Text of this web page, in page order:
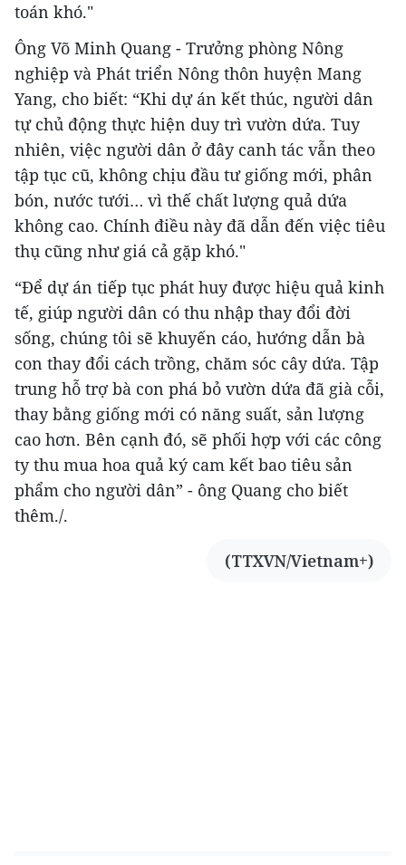
toán khó."
Ông Võ Minh Quang - Trưởng phòng Nông
nghiệp và Phát triển Nông thôn huyện Mang
Yang, cho biết: “Khi dự án kết thúc, người dân
tự chủ động thực hiện duy trì vườn dứa. Tuy
nhiên, việc người dân ở đây canh tác vẫn theo
tập tục cũ, không chịu đầu tư giống mới, phân
bón, nước tưới… vì thế chất lượng quả dứa
không cao. Chính điều này đã dẫn đến việc tiêu
thụ cũng như giá cả gặp khó."
“Để dự án tiếp tục phát huy được hiệu quả kinh
tế, giúp người dân có thu nhập thay đổi đời
sống, chúng tôi sẽ khuyến cáo, hướng dẫn bà
con thay đổi cách trồng, chăm sóc cây dứa. Tập
trung hỗ trợ bà con phá bỏ vườn dứa đã già cỗi,
thay bằng giống mới có năng suất, sản lượng
cao hơn. Bên cạnh đó, sẽ phối hợp với các công
ty thu mua hoa quả ký cam kết bao tiêu sản
phẩm cho người dân” - ông Quang cho biết
thêm./.
(TTXVN/Vietnam+)